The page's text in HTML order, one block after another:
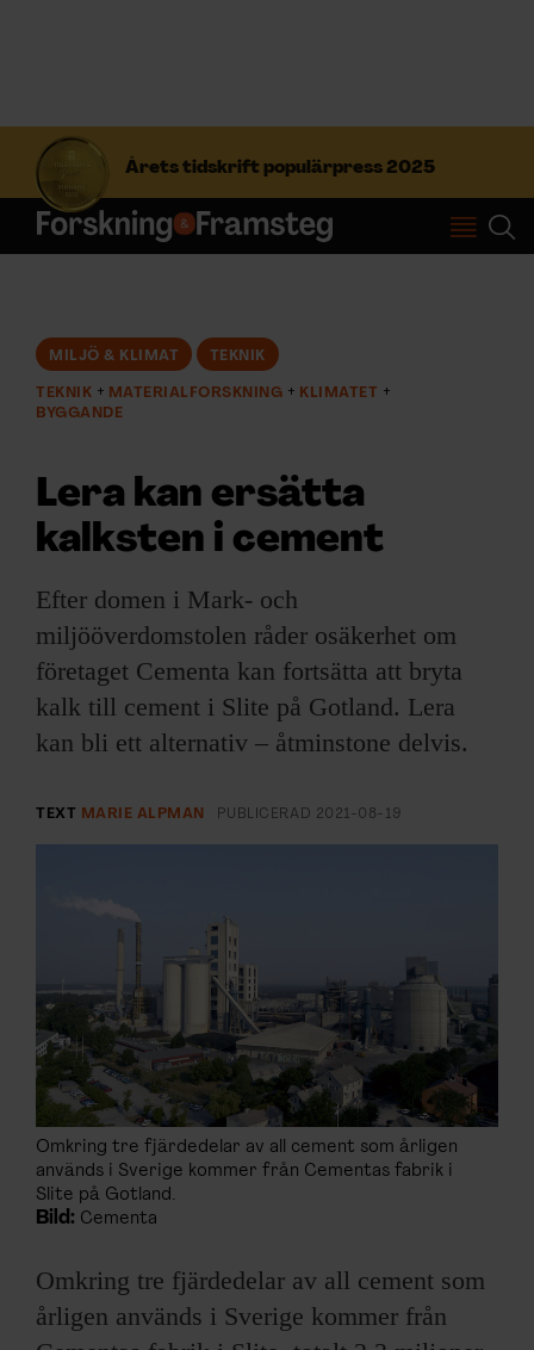
Årets tidskrift populärpress 2025
S
f
t
Prenumerera
NYHETSBREV
ARKIV & E-TIDNING
LYSSNA/PODD
EVENEMANG & RESOR
SHOP
PRENUMERERA PÅ F&F
ANNONSERA I F&F
OM F&F
MILJÖ & KLIMAT TEKNIK
TEKNIK MATERIALFORSKNING
KLIMATET
BYGGANDE
Lera kan ersätta
kalksten i cement
Efter domen i Mark- och
miljööverdomstolen råder osäkerhet om
företaget Cementa kan fortsätta att bryta
kalk till cement i Slite på Gotland. Lera
kan bli ett alternativ – åtminstone delvis.
TEXT MARIE ALPMAN PUBLICERAD 2021-08-19
Omkring tre fjärdedelar av all cement som årligen
används i Sverige kommer från Cementas fabrik i
Slite på Gotland.
Bild: Cementa
Omkring tre fjärdedelar av all cement som
årligen används i Sverige kommer från